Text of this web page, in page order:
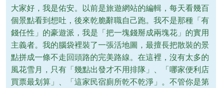
大家好，我是佑安。以前是旅遊網站的編輯，每天看幾百
個景點看到想吐，後來乾脆辭職自己跑。我不是那種「有
錢任性」的豪遊派，我是「把一塊錢掰成兩塊花」的實用
主義者。我的腦袋裡裝了一張活地圖，最擅長把散裝的景
點拼成一條不走回頭路的完美路線。在這裡，沒有太多的
風花雪月，只有「幾點出發才不用排隊」、「哪家便利店
買票最划算」、「這家民宿廁所乾不乾淨」。不管你是第